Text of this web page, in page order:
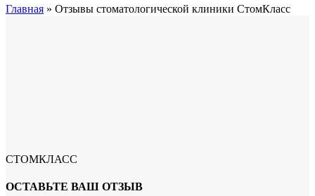
Главная » Отзывы стоматологической клиники СтомКласс
СТОМКЛАСС
ОСТАВЬТЕ ВАШ ОТЗЫВ